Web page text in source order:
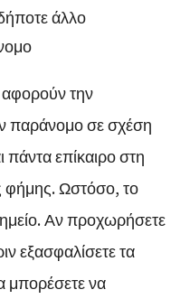
άλλο
αφορούν την
παράνομο σε σχέση
πάντα επίκαιρο στη
φήμης. Ωστόσο, το
Αν προχωρήσετε
εξασφαλίσετε τα
μπορέσετε να